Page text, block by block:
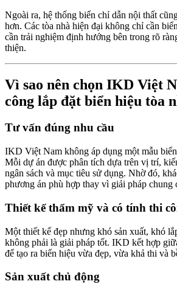
Ngoài ra, hệ thống biển chỉ dẫn nội thất
hơn. Các tòa nhà hiện đại không chỉ cần
cần trải nghiệm định hướng bên trong rõ
thiện.
Vì sao nên chọn IKD Việt
công lắp đặt biển hiệu tòa
Tư vấn đúng nhu cầu
IKD Việt Nam không áp dụng một mẫu
Mỗi dự án được phân tích dựa trên vị trí,
ngân sách và mục tiêu sử dụng. Nhờ đó,
phương án phù hợp thay vì giải pháp chung
Thiết kế thẩm mỹ và có tính thi
Một thiết kế đẹp nhưng khó sản xuất, khó
không phải là giải pháp tốt. IKD kết hợp
để tạo ra biển hiệu vừa đẹp, vừa khả thi và
Sản xuất chủ động